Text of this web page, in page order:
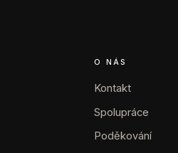
O NÁS
Kontakt
Spolupráce
Poděkování